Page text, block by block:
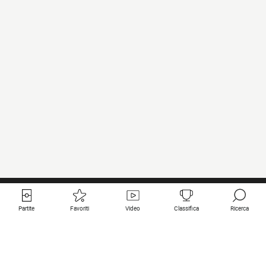
Partite Favoriti Video Classifica Ricerca